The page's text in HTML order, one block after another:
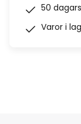
50
Varor i